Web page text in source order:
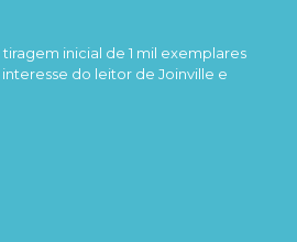
inicial de 1 mil exemplares
do leitor de Joinville e